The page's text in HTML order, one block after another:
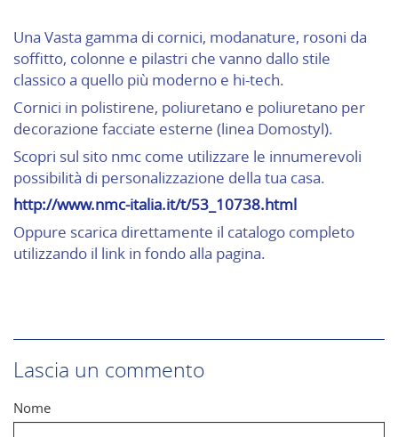
Una Vasta gamma di cornici, modanature, rosoni da
soffitto, colonne e pilastri che vanno dallo stile
classico a quello più moderno e hi-tech.
Cornici in polistirene, poliuretano e poliuretano per
decorazione facciate esterne (linea Domostyl).
Scopri sul sito nmc come utilizzare le innumerevoli
possibilità di personalizzazione della tua casa.
http://www.nmc-italia.it/t/53_10738.html
Oppure scarica direttamente il catalogo completo
utilizzando il link in fondo alla pagina.
Lascia un commento
Nome